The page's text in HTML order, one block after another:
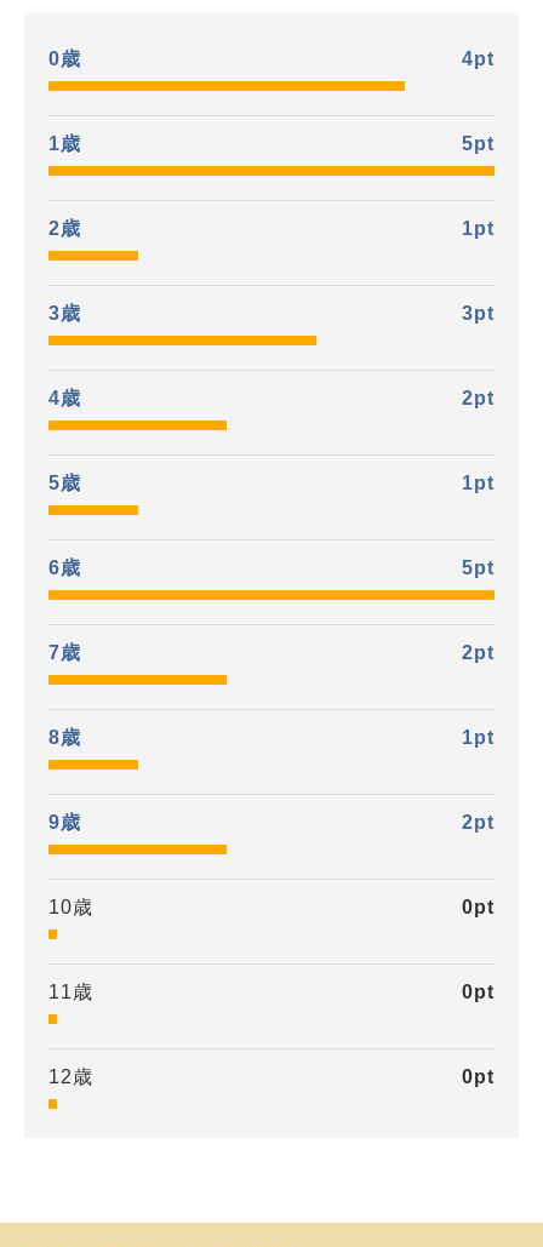
0歳 4pt
1歳 5pt
2歳 1pt
3歳 3pt
4歳 2pt
5歳 1pt
6歳 5pt
7歳 2pt
8歳 1pt
9歳 2pt
10歳 0pt
11歳 0pt
12歳 0pt